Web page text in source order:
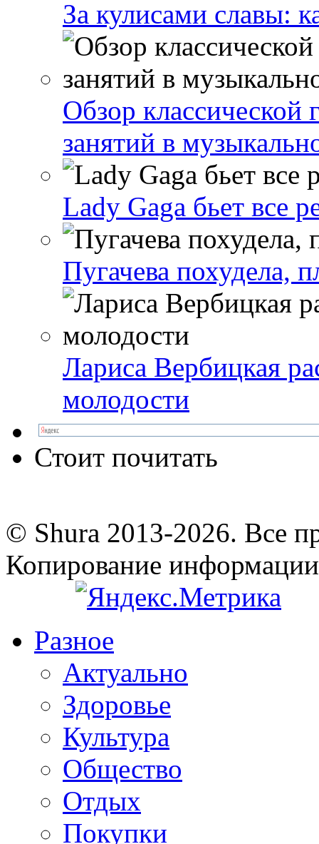
За кулисами славы:
Обзор классической
занятий в
Lady Gaga бьет все
Пугачева похудела,
Лариса Вербицкая
молодости
Стоит почитать
© Shura 2013-2026. Все
Копирование
Разное
Актуально
Здоровье
Культура
Общество
Отдых
Покупки